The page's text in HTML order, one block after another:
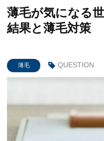
薄毛が気になる
結果と薄毛対策
薄毛 QUESTION